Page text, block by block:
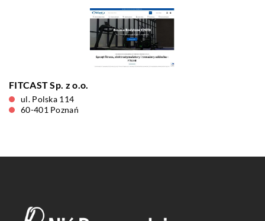
FITCAST Sp. z o.o.
ul. Polska 114
60-401 Poznań